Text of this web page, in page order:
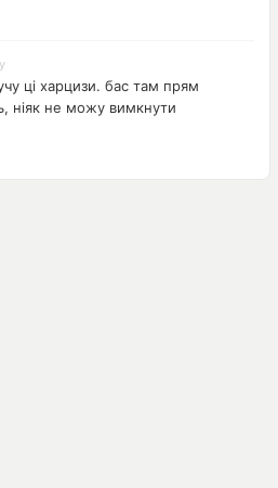
ці харцизи. бас там прям
ніяк не можу вимкнути